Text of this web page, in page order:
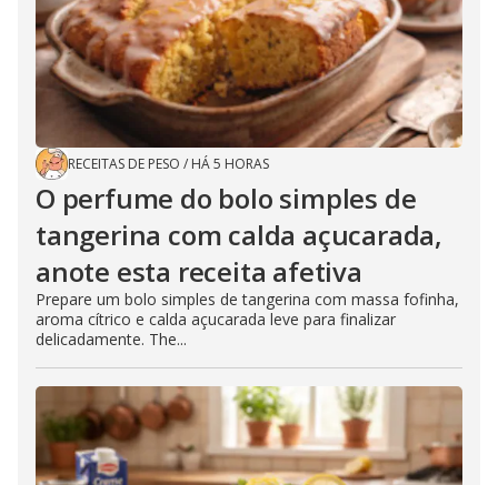
RECEITAS DE PESO / HÁ 5 HORAS
O perfume do bolo simples de
tangerina com calda açucarada,
anote esta receita afetiva
Prepare um bolo simples de tangerina com massa fofinha,
aroma cítrico e calda açucarada leve para finalizar
delicadamente. The...